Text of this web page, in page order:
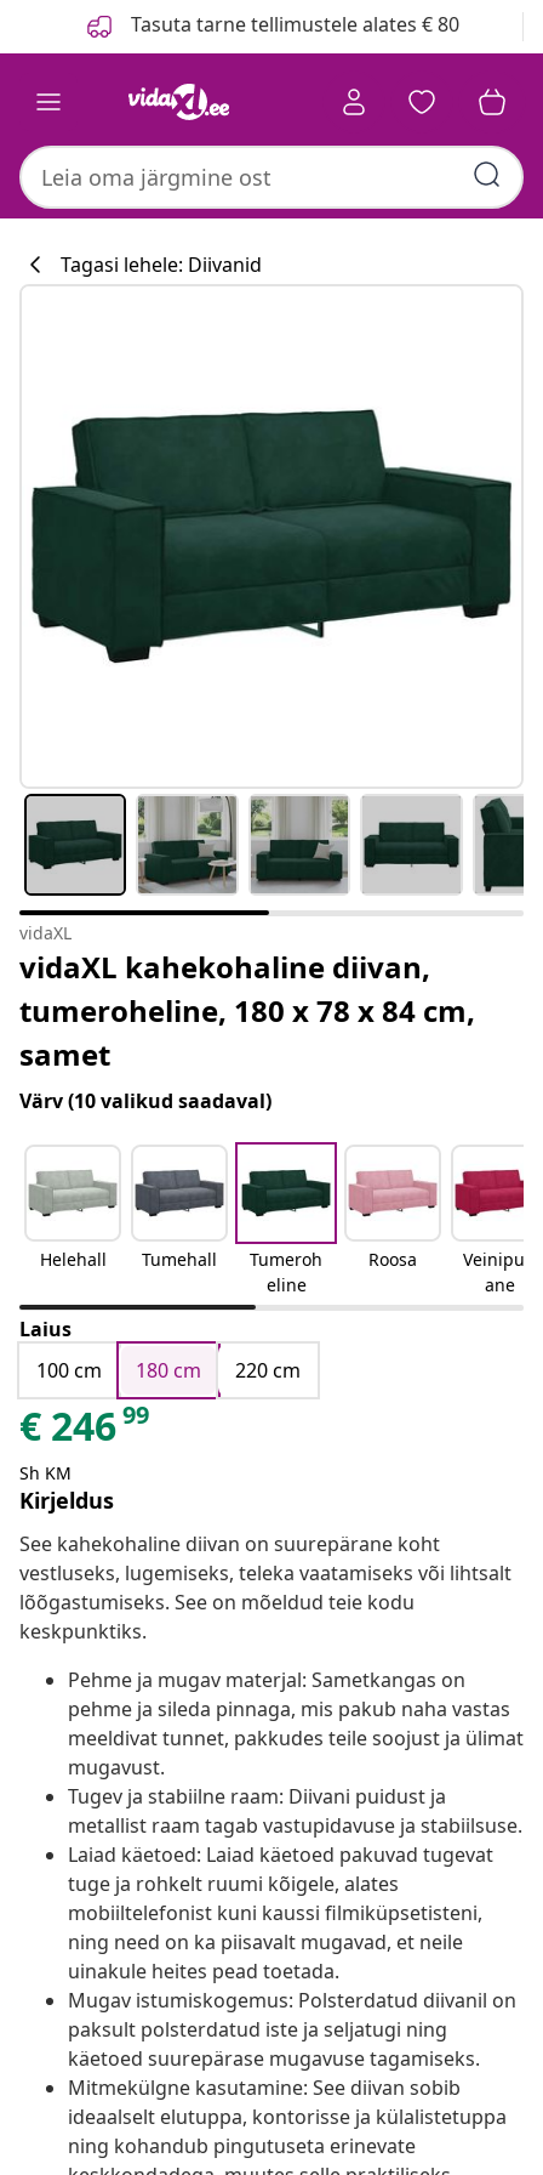
Tasuta tarne tellimustele alates € 80
Tagasi lehele: Diivanid
vidaXL
vidaXL kahekohaline diivan,
tumeroheline, 180 x 78 x 84 cm,
samet
Värv(10 valikud saadaval)
Helehall Tumehall
Tumeroh
eline
Roosa
Veinipun
ane
Laius
100 cm
180 cm 220 cm
€ 24699
Sh KM
Kirjeldus
See kahekohaline diivan on suurepärane koht
vestluseks, lugemiseks, teleka vaatamiseks või lihtsalt
lõõgastumiseks. See on mõeldud teie kodu
keskpunktiks.
Pehme ja mugav materjal: Sametkangas on
pehme ja sileda pinnaga, mis pakub naha vastas
meeldivat tunnet, pakkudes teile soojust ja ülimat
mugavust.
Tugev ja stabiilne raam: Diivani puidust ja
metallist raam tagab vastupidavuse ja stabiilsuse.
Laiad käetoed: Laiad käetoed pakuvad tugevat
tuge ja rohkelt ruumi kõigele, alates
mobiiltelefonist kuni kaussi filmiküpsetisteni,
ning need on ka piisavalt mugavad, et neile
uinakule heites pead toetada.
Mugav istumiskogemus: Polsterdatud diivanil on
paksult polsterdatud iste ja seljatugi ning
käetoed suurepärase mugavuse tagamiseks.
Mitmekülgne kasutamine: See diivan sobib
ideaalselt elutuppa, kontorisse ja külalistetuppa
ning kohandub pingutuseta erinevate